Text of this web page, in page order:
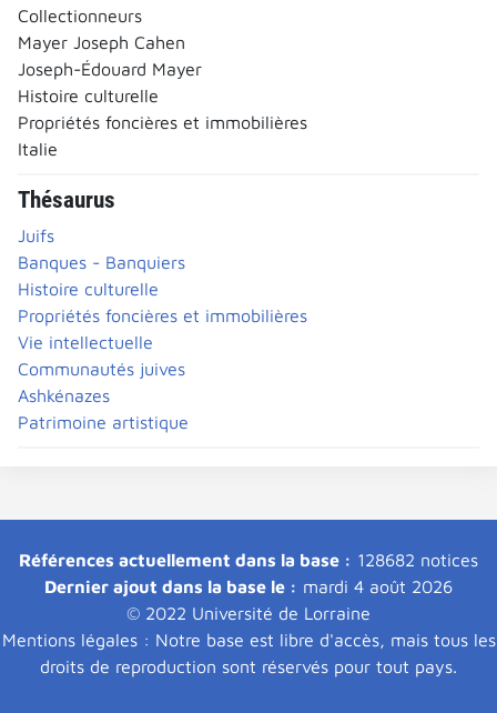
Collectionneurs
Mayer Joseph Cahen
Joseph-Édouard Mayer
Histoire culturelle
Propriétés foncières et immobilières
Italie
Thésaurus
Juifs
Banques - Banquiers
Histoire culturelle
Propriétés foncières et immobilières
Vie intellectuelle
Communautés juives
Ashkénazes
Patrimoine artistique
Références actuellement dans la base : 128682 notices
Dernier ajout dans la base le : mardi 4 août 2026
© 2022 Université de Lorraine
Mentions légales : Notre base est libre d'accès, mais tous les
droits de reproduction sont réservés pour tout pays.